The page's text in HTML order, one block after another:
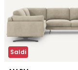
Saldi